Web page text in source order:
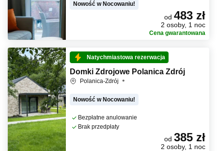
Nowość w Nocowaniu!
od 483 zł
2 osoby, 1 noc
Cena gwarantowana
Natychmiastowa rezerwacja
Domki Zdrojowe Polanica Zdrój
Polanica-Zdrój
Nowość w Nocowaniu!
Bezpłatne anulowanie
Brak przedpłaty
od 385 zł
2 osoby, 1 noc